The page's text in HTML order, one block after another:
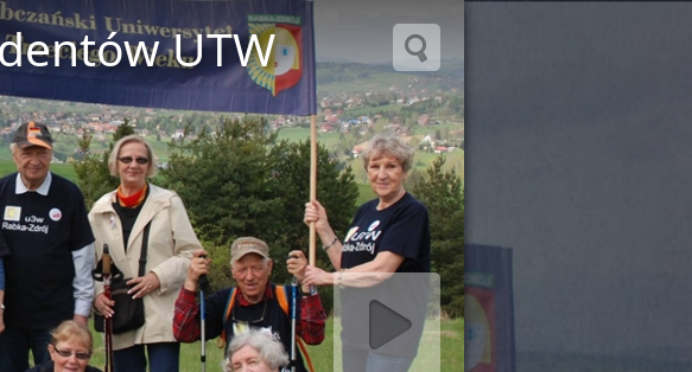
UTW
Start slideshow